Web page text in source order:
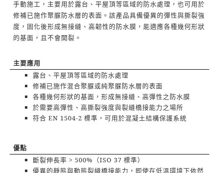
手動施工，主要用於露台、平屋頂等區域的防水處理，也可用於
修補已施作聚脲防水層的表面。該產品具備優異的彈性與撕裂強
度，固化後形成無接縫、高韌性的防水膜，能適應各種幾何形狀
的基面，且不會開裂。
主要應用
露台、平屋頂等區域的防水處理
修補已施作混合聚脲或純聚脲防水層的表面
各種幾何形狀的基面，形成無接縫、高彈性之防水膜
於需要高彈性、高撕裂強度與裂縫橋接能力之場所
符合 EN 1504-2標準，可用於混凝土結構保護系統
優點
斷裂伸長率 > 500% （ISO 37標準）
優異的靜態與動態裂縫橋接能力，即使在低溫環境下依然